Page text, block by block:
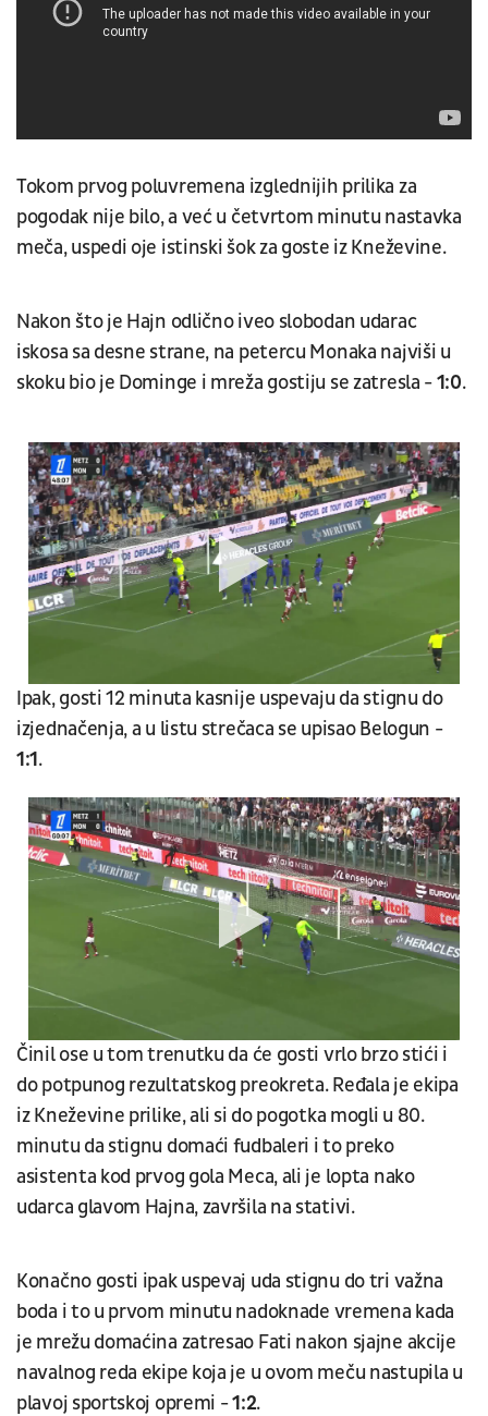
Tokom prvog poluvremena izglednijih prilika za
pogodak nije bilo, a već u četvrtom minutu nastavka
meča, uspedi oje istinski šok za goste iz Kneževine.
Nakon što je Hajn odlično iveo slobodan udarac
iskosa sa desne strane, na petercu Monaka najviši u
skoku bio je Dominge i mreža gostiju se zatresla -1:0.
Ipak, gosti 12 minuta kasnije uspevaju da stignu do
izjednačenja, a u listu strečaca se upisao Belogun -
1:1.
Činil ose u tom trenutku da će gosti vrlo brzo stići i
do potpunog rezultatskog preokreta. Ređala je ekipa
iz Kneževine prilike, ali si do pogotka mogli u 80.
minutu da stignu domaći fudbaleri i to preko
asistenta kod prvog gola Meca, ali je lopta nako
udarca glavom Hajna, završila na stativi.
Konačno gosti ipak uspevaj uda stignu do tri važna
boda i to u prvom minutu nadoknade vremena kada
je mrežu domaćina zatresao Fati nakon sjajne akcije
navalnog reda ekipe koja je u ovom meču nastupila u
plavoj sportskoj opremi -1:2.